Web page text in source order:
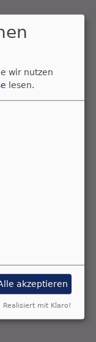
wir nutzen
lesen.
akzeptieren
Realisiert mit Klaro!